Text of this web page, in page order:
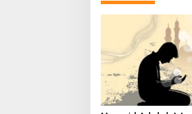
n
a
v
g
a